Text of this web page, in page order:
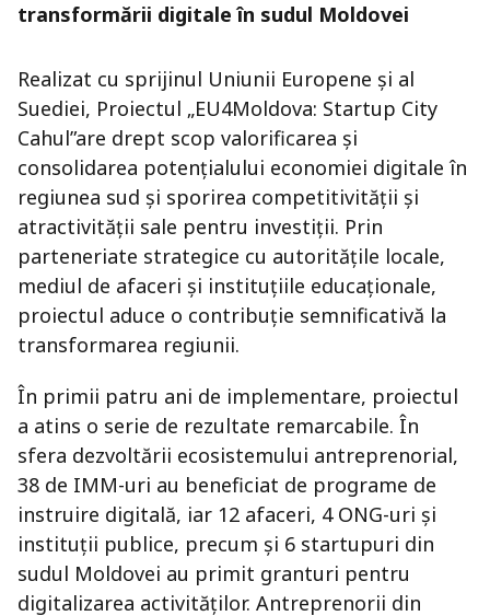
transformării digitale în sudul Moldovei
Realizat cu sprijinul Uniunii Europene și al
Suediei, Proiectul „EU4Moldova: Startup City
Cahul”are drept scop valorificarea și
consolidarea potențialului economiei digitale în
regiunea sud și sporirea competitivității și
atractivității sale pentru investiții. Prin
parteneriate strategice cu autoritățile locale,
mediul de afaceri și instituțiile educaționale,
proiectul aduce o contribuție semnificativă la
transformarea regiunii.
În primii patru ani de implementare, proiectul
a atins o serie de rezultate remarcabile. În
sfera dezvoltării ecosistemului antreprenorial,
38 de IMM-uri au beneficiat de programe de
instruire digitală, iar 12 afaceri, 4 ONG-uri și
instituții publice, precum și 6 startupuri din
sudul Moldovei au primit granturi pentru
digitalizarea activităților. Antreprenorii din